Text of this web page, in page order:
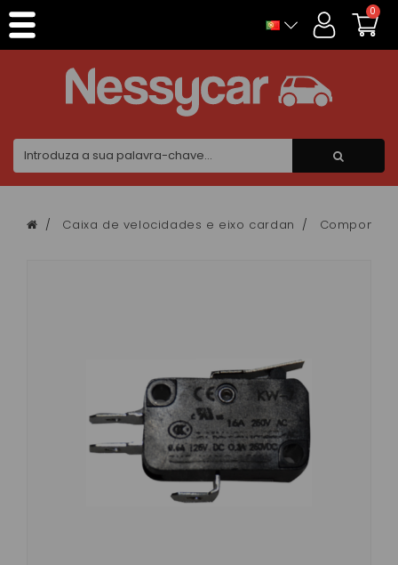
0
Caixa de velocidades e eixo cardan
Painel de Gerenciamento de Cookies